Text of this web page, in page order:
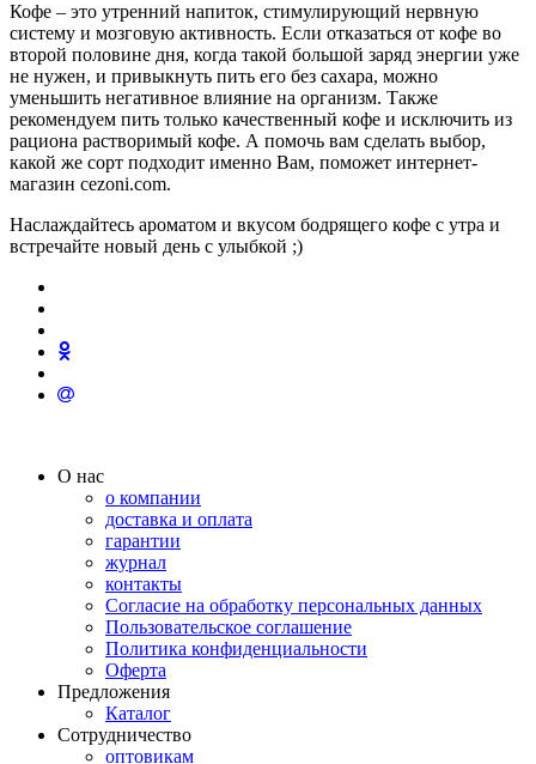
Кофе – это утренний напиток, стимулирующий нервную
систему и мозговую активность. Если отказаться от кофе во
второй половине дня, когда такой большой заряд энергии уже
не нужен, и привыкнуть пить его без сахара, можно
уменьшить негативное влияние на организм. Также
рекомендуем пить только качественный кофе и исключить из
рациона растворимый кофе. А помочь вам сделать выбор,
какой же сорт подходит именно Вам, поможет интернет-
магазин cezoni.com.
Наслаждайтесь ароматом и вкусом бодрящего кофе с утра и
встречайте новый день с улыбкой ;)
О нас
о компании
доставка и оплата
гарантии
журнал
контакты
Согласие на обработку персональных данных
Пользовательское соглашение
Политика конфиденциальности
Оферта
Предложения
Каталог
Сотрудничество
оптовикам